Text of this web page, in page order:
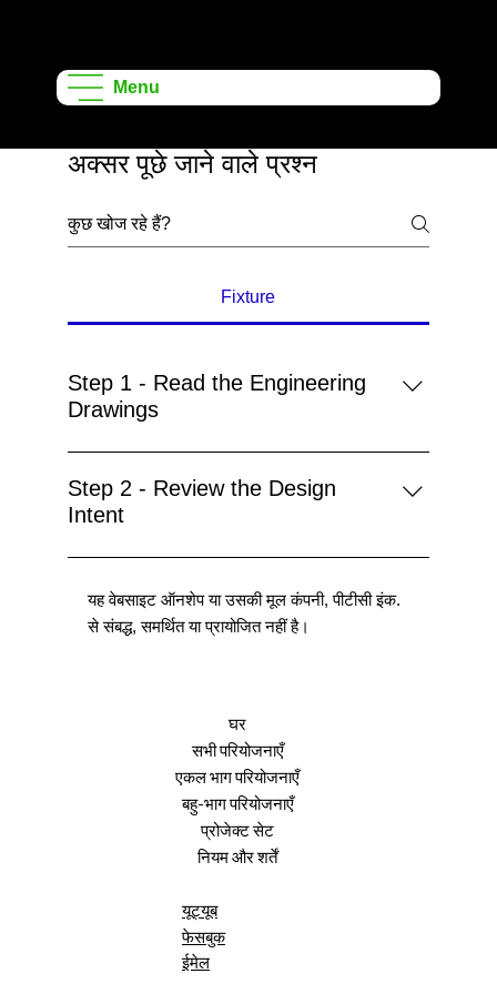
प्रोजेक्ट्स
Menu
अक्सर पूछे जाने वाले प्रश्न
Fixture
Step 1 - Read the Engineering
Drawings
Step 2 - Review the Design
Intent
घर
सभी परियोजनाएँ
एकल भाग परियोजनाएँ
बहु-भाग परियोजनाएँ
प्रोजेक्ट सेट
नियम और शर्तें
यूट्यूब
फेसबुक
ईमेल
यह वेबसाइट ऑनशेप या उसकी मूल कंपनी, पीटीसी इंक.
से संबद्ध, समर्थित या प्रायोजित नहीं है।